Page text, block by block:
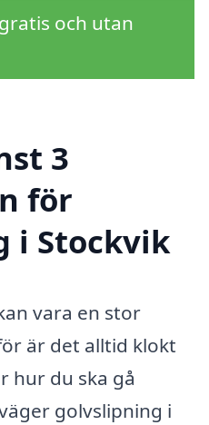
och utan
3
för
i Stockvik
vara en stor
är det alltid klokt
hur du ska gå
golvslipning i